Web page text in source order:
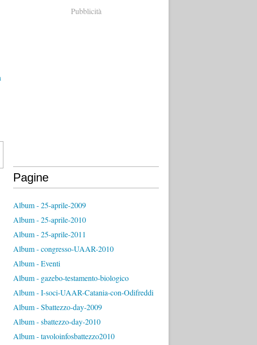
Pubblicità
Pagine
Album - 25-aprile-2009
Album - 25-aprile-2010
Album - 25-aprile-2011
Album - congresso-UAAR-2010
Album - Eventi
Album - gazebo-testamento-biologico
Album - I-soci-UAAR-Catania-con-Odifreddi
Album - Sbattezzo-day-2009
Album - sbattezzo-day-2010
Album - tavoloinfosbattezzo2010